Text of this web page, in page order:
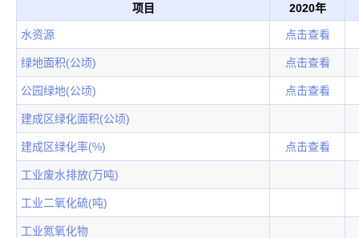
项目 2020年
水资源 点击查看
绿地面积(公顷) 点击查看
公园绿地(公顷) 点击查看
建成区绿化面积(公顷)
建成区绿化率(%) 点击查看
工业废水排放(万吨)
工业二氧化硫(吨)
工业氮氧化物